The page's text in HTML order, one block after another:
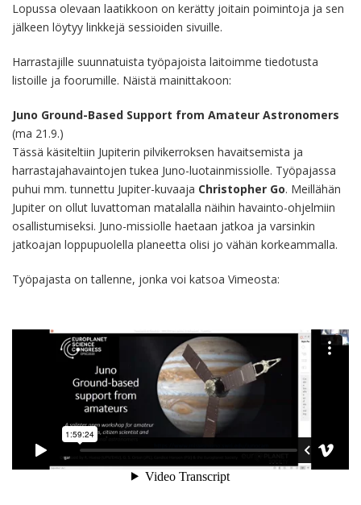
Lopussa olevaan laatikkoon on kerätty joitain poimintoja ja sen
jälkeen löytyy linkkejä sessioiden sivuille.
Harrastajille suunnatuista työpajoista laitoimme tiedotusta
listoille ja foorumille. Näistä mainittakoon:
Juno Ground-Based Support from Amateur Astronomers
(ma 21.9.)
Tässä käsiteltiin Jupiterin pilvikerroksen havaitsemista ja
harrastajahavaintojen tukea Juno-luotainmissiolle. Työpajassa
puhui mm. tunnettu Jupiter-kuvaaja Christopher Go. Meillähän
Jupiter on ollut luvattoman matalalla näihin havainto-ohjelmiin
osallistumiseksi. Juno-missiolle haetaan jatkoa ja varsinkin
jatkoajan loppupuolella planeetta olisi jo vähän korkeammalla.
Työpajasta on tallenne, jonka voi katsoa Vimeosta: